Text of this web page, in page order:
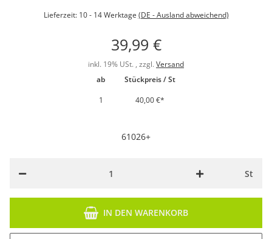
Lieferzeit: 10 - 14 Werktage (DE - Ausland abweichend)
39,99 €
inkl. 19% USt. , zzgl. Versand
ab
Stückpreis / St
1
40,00 €*
61026+
St
IN DEN WARENKORB